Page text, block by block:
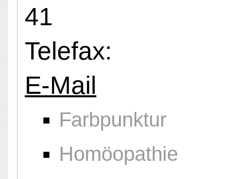
41
Telefax:
E-Mail
Farbpunktur
Homöopathie